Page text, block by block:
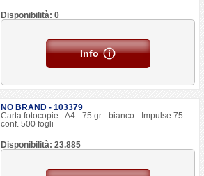
Disponibilità: 0
Info
NO BRAND - 103379
Carta fotocopie - A4 - 75 gr - bianco - Impulse 75 -
conf. 500 fogli
Disponibilità: 23.885